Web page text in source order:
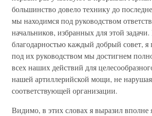
большинство довело технику до
мы находимся под руководством
начальников, избранных для этой
благодарностью каждый добрый совет, я
под их руководством мы достигнем
всех наших действий для
нашей артиллерийской мощи, не нарушая
соответствующей организации.
Видимо, в этих словах я выразил вполне